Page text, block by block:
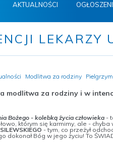
AKTUALNOŚCI
LEKARZY
Modlitwa za rodziny
modlitwa za rodziny i w
Bożego - kolebką życia człowieka -
którym się karmimy, ale -
- tym, co przeżył
dokonał Bóg w jego życiu! To